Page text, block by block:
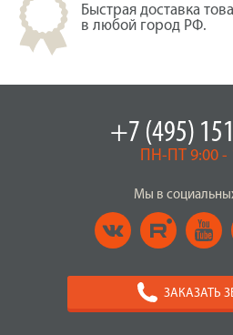
Быстрая доставка
в любой город РФ.
+7 (495)
ПН-ПТ 9:00 -
Мы в
ЗАКАЗАТЬ